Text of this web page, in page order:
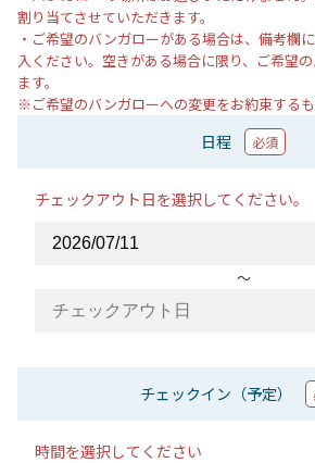
割り当てさせていただきます。
・ご希望のバンガローがある場合は、備考欄
入ください。空きがある場合に限り、ご希望
ます。
※ご希望のバンガローへの変更をお約束するも
日程 必須
チェックアウト日を選択してください。
〜
チェックイン（予定）
時間を選択してください